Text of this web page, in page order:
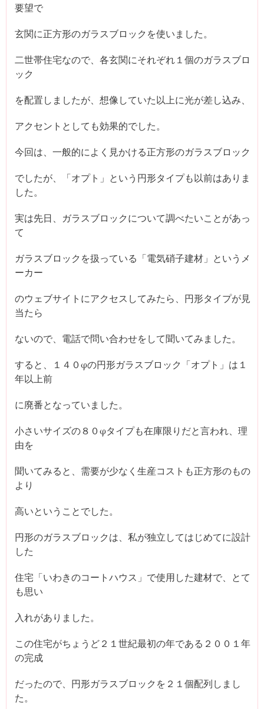
要望で
玄関に正方形のガラスブロックを使いました。
二世帯住宅なので、各玄関にそれぞれ１個のガラスブロ
ック
を配置しましたが、想像していた以上に光が差し込み、
アクセントとしても効果的でした。
今回は、一般的によく見かける正方形のガラスブロック
でしたが、「オプト」という円形タイプも以前はありま
した。
実は先日、ガラスブロックについて調べたいことがあっ
て
ガラスブロックを扱っている「電気硝子建材」というメ
ーカー
のウェブサイトにアクセスしてみたら、円形タイプが見
当たら
ないので、電話で問い合わせをして聞いてみました。
すると、１４０φの円形ガラスブロック「オプト」は１
年以上前
に廃番となっていました。
小さいサイズの８０φタイプも在庫限りだと言われ、理
由を
聞いてみると、需要が少なく生産コストも正方形のもの
より
高いということでした。
円形のガラスブロックは、私が独立してはじめてに設計
した
住宅「いわきのコートハウス」で使用した建材で、とて
も思い
入れがありました。
この住宅がちょうど２１世紀最初の年である２００１年
の完成
だったので、円形ガラスブロックを２１個配列しまし
た。